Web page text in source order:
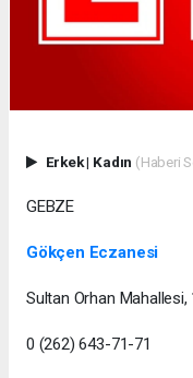
Erkek| Kadın (Haberi
GEBZE
Gökçen Eczanesi
Sultan Orhan
0 (262) 643-71-71